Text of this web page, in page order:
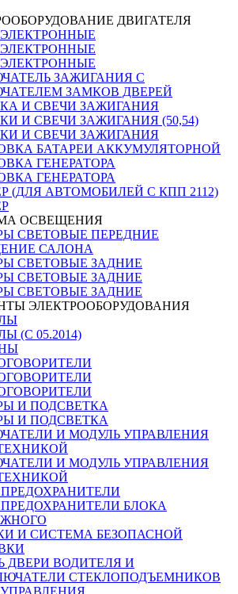
ДВИГАТЕЛЯ
ЗАЖИГАНИЯ С
ЗАМКОВ ДВЕРЕЙ
И СВЕЧИ ЗАЖИГАНИЯ
И СВЕЧИ ЗАЖИГАНИЯ (50,54)
И СВЕЧИ ЗАЖИГАНИЯ
БАТАРЕИ АККУМУЛЯТОРНОЙ
ГЕНЕРАТОРА
ГЕНЕРАТОРА
(ДЛЯ АВТОМОБИЛЕЙ С КПП 2112)
ОСВЕЩЕНИЯ
СВЕТОВЫЕ ПЕРЕДНИЕ
САЛОНА
СВЕТОВЫЕ ЗАДНИЕ
СВЕТОВЫЕ ЗАДНИЕ
СВЕТОВЫЕ ЗАДНИЕ
ЭЛЕКТРООБОРУДОВАНИЯ
(С 05.2014)
И ПОДСВЕТКА
И ПОДСВЕТКА
И МОДУЛЬ УПРАВЛЕНИЯ
И МОДУЛЬ УПРАВЛЕНИЯ
ПРЕДОХРАНИТЕЛИ
ПРЕДОХРАНИТЕЛИ БЛОКА
И СИСТЕМА БЕЗОПАСНОЙ
ДВЕРИ ВОДИТЕЛЯ И
СТЕКЛОПОДЪЕМНИКОВ